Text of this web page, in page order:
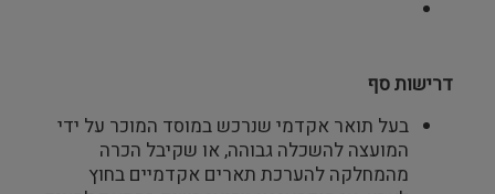
דרישות סף
בעל תואר אקדמי שנרכש במוסד המוכר על ידי
המועצה להשכלה גבוהה, או שקיבל הכרה
מהמחלקה להערכת תארים אקדמיים בחוץ